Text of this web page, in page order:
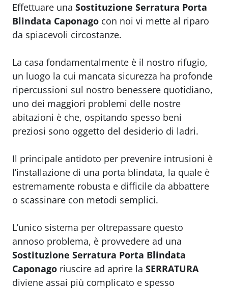
Effettuare una Sostituzione Serratura Porta
Blindata Caponago con noi vi mette al riparo
da spiacevoli circostanze.
La casa fondamentalmente è il nostro rifugio,
un luogo la cui mancata sicurezza ha profonde
ripercussioni sul nostro benessere quotidiano,
uno dei maggiori problemi delle nostre
abitazioni è che, ospitando spesso beni
preziosi sono oggetto del desiderio di ladri.
Il principale antidoto per prevenire intrusioni è
l’installazione di una porta blindata, la quale è
estremamente robusta e difficile da abbattere
o scassinare con metodi semplici.
L’unico sistema per oltrepassare questo
annoso problema, è provvedere ad una
Sostituzione Serratura Porta Blindata
Caponago riuscire ad aprire la SERRATURA
diviene assai più complicato e spesso